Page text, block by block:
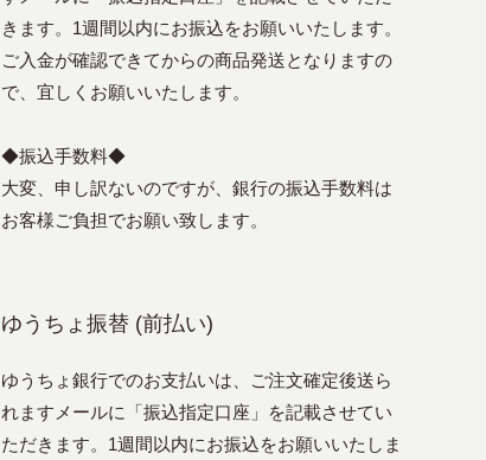
きます。1週間以内にお振込をお願いいたします。
ご入金が確認できてからの商品発送となりますの
で、宜しくお願いいたします。
◆振込手数料◆
大変、申し訳ないのですが、銀行の振込手数料は
お客様ご負担でお願い致します。
ゆうちょ振替 (前払い)
ゆうちょ銀行でのお支払いは、ご注文確定後送ら
れますメールに「振込指定口座」を記載させてい
ただきます。1週間以内にお振込をお願いいたしま